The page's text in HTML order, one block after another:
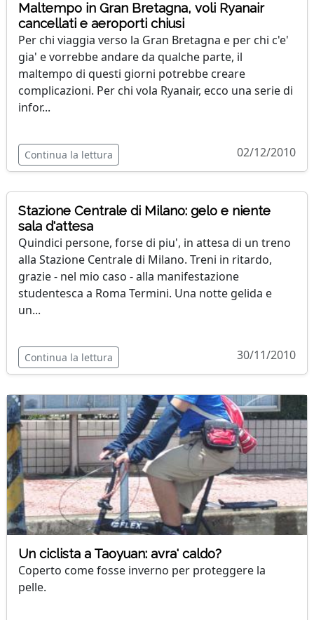
Maltempo in Gran Bretagna, voli Ryanair
cancellati e aeroporti chiusi
Per chi viaggia verso la Gran Bretagna e per chi c'e'
gia' e vorrebbe andare da qualche parte, il
maltempo di questi giorni potrebbe creare
complicazioni. Per chi vola Ryanair, ecco una serie di
infor...
Continua la lettura 02/12/2010
Stazione Centrale di Milano: gelo e niente
sala d'attesa
Quindici persone, forse di piu', in attesa di un treno
alla Stazione Centrale di Milano. Treni in ritardo,
grazie - nel mio caso - alla manifestazione
studentesca a Roma Termini. Una notte gelida e
un...
Continua la lettura 30/11/2010
Un ciclista a Taoyuan: avra' caldo?
Coperto come fosse inverno per proteggere la
pelle.